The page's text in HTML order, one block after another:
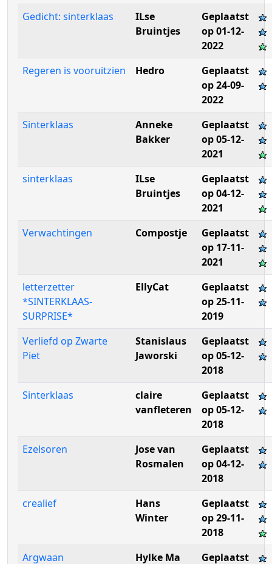
Gedicht: sinterklaas
ILse
Bruintjes
Geplaatst
op 01-12-
2022
Regeren is vooruitzien
Hedro
Geplaatst
op 24-09-
2022
Sinterklaas
Anneke
Bakker
Geplaatst
op 05-12-
2021
sinterklaas
ILse
Bruintjes
Geplaatst
op 04-12-
2021
Verwachtingen
Compostje
Geplaatst
op 17-11-
2021
letterzetter
*SINTERKLAAS-
SURPRISE*
EllyCat
Geplaatst
op 25-11-
2019
Verliefd op Zwarte
Piet
Stanislaus
Jaworski
Geplaatst
op 05-12-
2018
Sinterklaas
claire
vanfleteren
Geplaatst
op 05-12-
2018
Ezelsoren
Jose van
Rosmalen
Geplaatst
op 04-12-
2018
crealief
Hans
Winter
Geplaatst
op 29-11-
2018
Argwaan
Hylke Ma
Geplaatst